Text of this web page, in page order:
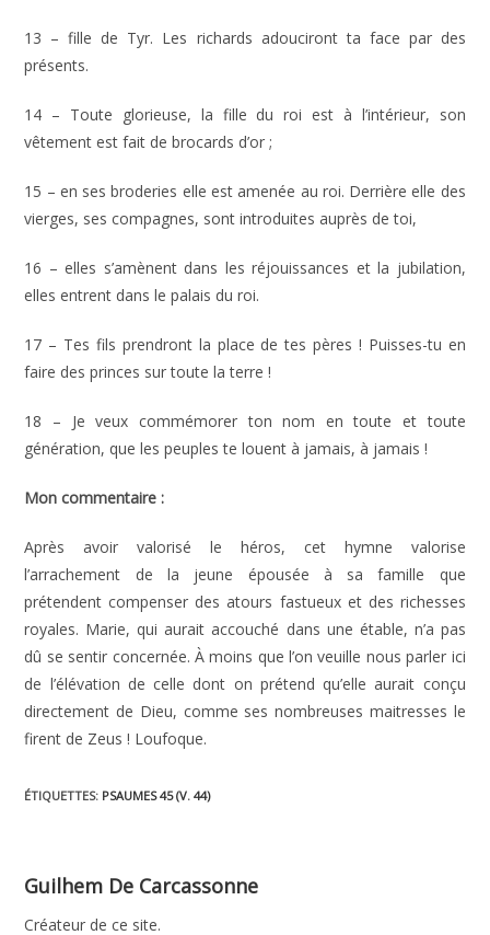
13 – fille de Tyr. Les richards adouciront ta face par des
présents.
14 – Toute glorieuse, la fille du roi est à l’intérieur, son
vêtement est fait de brocards d’or ;
15 – en ses broderies elle est amenée au roi. Derrière elle des
vierges, ses compagnes, sont introduites auprès de toi,
16 – elles s’amènent dans les réjouissances et la jubilation,
elles entrent dans le palais du roi.
17 – Tes fils prendront la place de tes pères ! Puisses-tu en
faire des princes sur toute la terre !
18 – Je veux commémorer ton nom en toute et toute
génération, que les peuples te louent à jamais, à jamais !
Mon commentaire :
Après avoir valorisé le héros, cet hymne valorise
l’arrachement de la jeune épousée à sa famille que
prétendent compenser des atours fastueux et des richesses
royales. Marie, qui aurait accouché dans une étable, n’a pas
dû se sentir concernée. À moins que l’on veuille nous parler ici
de l’élévation de celle dont on prétend qu’elle aurait conçu
directement de Dieu, comme ses nombreuses maitresses le
firent de Zeus ! Loufoque.
ÉTIQUETTES: PSAUMES 45 (V. 44)
Guilhem De Carcassonne
Créateur de ce site.